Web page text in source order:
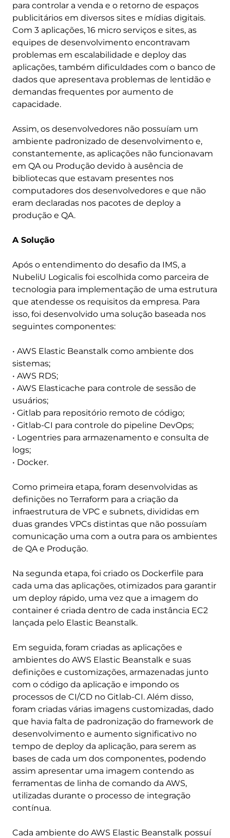
para controlar a venda e o retorno de espaços
publicitários em diversos sites e mídias digitais.
Com 3 aplicações, 16 micro serviços e sites, as
equipes de desenvolvimento encontravam
problemas em escalabilidade e deploy das
aplicações, também dificuldades com o banco de
dados que apresentava problemas de lentidão e
demandas frequentes por aumento de
capacidade.
Assim, os desenvolvedores não possuíam um
ambiente padronizado de desenvolvimento e,
constantemente, as aplicações não funcionavam
em QA ou Produção devido à ausência de
bibliotecas que estavam presentes nos
computadores dos desenvolvedores e que não
eram declaradas nos pacotes de deploy a
produção e QA.
A Solução
Após o entendimento do desafio da IMS, a
NubeliU Logicalis foi escolhida como parceira de
tecnologia para implementação de uma estrutura
que atendesse os requisitos da empresa. Para
isso, foi desenvolvido uma solução baseada nos
seguintes componentes:
• AWS Elastic Beanstalk como ambiente dos
sistemas;
• AWS RDS;
• AWS Elasticache para controle de sessão de
usuários;
• Gitlab para repositório remoto de código;
• Gitlab-CI para controle do pipeline DevOps;
• Logentries para armazenamento e consulta de
logs;
• Docker.
Como primeira etapa, foram desenvolvidas as
definições no Terraform para a criação da
infraestrutura de VPC e subnets, divididas em
duas grandes VPCs distintas que não possuíam
comunicação uma com a outra para os ambientes
de QA e Produção.
Na segunda etapa, foi criado os Dockerfile para
cada uma das aplicações, otimizados para garantir
um deploy rápido, uma vez que a imagem do
container é criada dentro de cada instância EC2
lançada pelo Elastic Beanstalk.
Em seguida, foram criadas as aplicações e
ambientes do AWS Elastic Beanstalk e suas
definições e customizações, armazenadas junto
com o código da aplicação e impondo os
processos de CI/CD no Gitlab-CI. Além disso,
foram criadas várias imagens customizadas, dado
que havia falta de padronização do framework de
desenvolvimento e aumento significativo no
tempo de deploy da aplicação, para serem as
bases de cada um dos componentes, podendo
assim apresentar uma imagem contendo as
ferramentas de linha de comando da AWS,
utilizadas durante o processo de integração
contínua.
Cada ambiente do AWS Elastic Beanstalk possuí